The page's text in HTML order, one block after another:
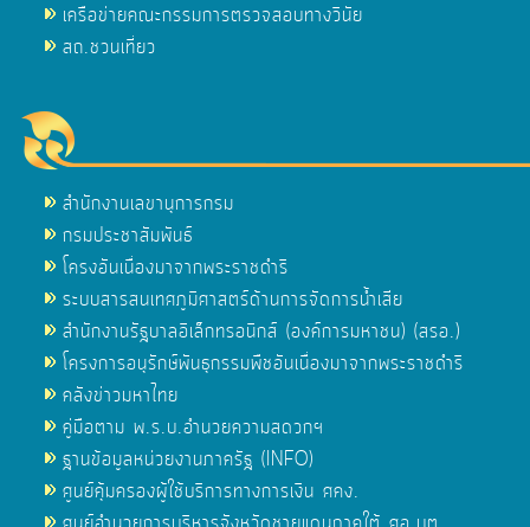
เครือข่ายคณะกรรมการตรวจสอบทางวินัย
สถ.ชวนเที่ยว
สำนักงานเลขานุการกรม
กรมประชาสัมพันธ์
โครงอันเนื่องมาจากพระราชดำริ
ระบบสารสนเทศภูมิศาสตร์ด้านการจัดการน้ำเสีย
สำนักงานรัฐบาลอิเล็กทรอนิกส์ (องค์การมหาชน) (สรอ.)
โครงการอนุรักษ์พันธุกรรมพืชอันเนื่องมาจากพระราชดำริ
คลังข่าวมหาไทย
คู่มือตาม พ.ร.บ.อำนวยความสดวกฯ
ฐานข้อมูลหน่วยงานภาครัฐ (INFO)
ศูนย์คุ้มครองผู้ใช้บริการทางการเงิน ศคง.